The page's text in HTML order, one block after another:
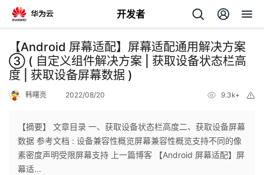
开发者
返
回
个
人
我
【Android 屏幕适配】屏幕适配通用解决方案
③ ( 自定义组件解决方案 | 获取设备状态栏高
度 | 获取设备屏幕数据 )
韩曙亮 2022/08/20 9.3k+
【摘要】 文章目录 一、获取设备状态栏高度二、获取设备屏幕
数据 参考文档 : 设备兼容性概览屏幕兼容性概览支持不同的像
素密度声明受限屏幕支持 上一篇博客 【Android 屏幕适配】屏
幕适...